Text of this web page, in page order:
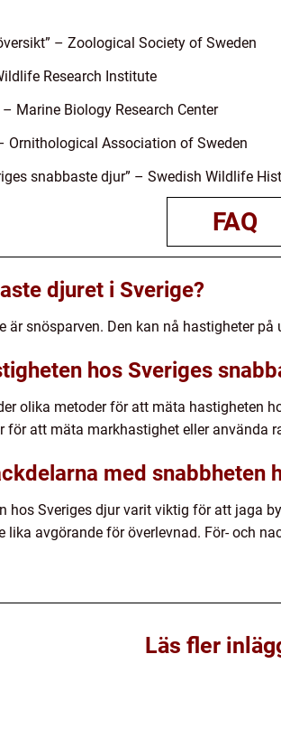
– Zoological Society of Sweden
Research Institute
Marine Biology Research Center
Ornithological Association of Sweden
snabbaste djur” – Swedish Wildlife
FAQ
djuret i Sverige?
är snösparven. Den kan nå hastigheter
hos Sveriges
olika metoder för att mäta hastigheten
för att mäta markhastighet eller använda
med snabbheten
hos Sveriges djur varit viktig för att jaga
lika avgörande för överlevnad. För- och
Läs fler